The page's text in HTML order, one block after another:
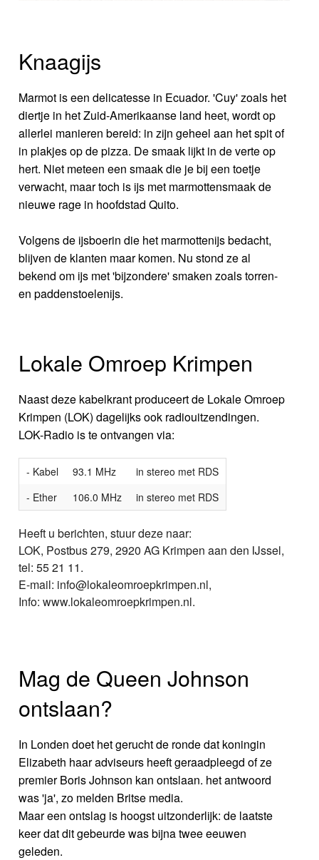
Knaagijs
Marmot is een delicatesse in Ecuador. 'Cuy' zoals het
diertje in het Zuid-Amerikaanse land heet, wordt op
allerlei manieren bereid: in zijn geheel aan het spit of
in plakjes op de pizza. De smaak lijkt in de verte op
hert. Niet meteen een smaak die je bij een toetje
verwacht, maar toch is ijs met marmottensmaak de
nieuwe rage in hoofdstad Quito.
Volgens de ijsboerin die het marmottenijs bedacht,
blijven de klanten maar komen. Nu stond ze al
bekend om ijs met 'bijzondere' smaken zoals torren-
en paddenstoelenijs.
Lokale Omroep Krimpen
Naast deze kabelkrant produceert de Lokale Omroep
Krimpen (LOK) dagelijks ook radiouitzendingen.
LOK-Radio is te ontvangen via:
- Kabel 93.1 MHz
in stereo met RDS
- Ether
106.0 MHz in stereo met RDS
Heeft u berichten, stuur deze naar:
LOK, Postbus 279, 2920 AG Krimpen aan den IJssel,
tel: 55 21 11.
E-mail: info@lokaleomroepkrimpen.nl,
Info: www.lokaleomroepkrimpen.nl.
Mag de Queen Johnson
ontslaan?
In Londen doet het gerucht de ronde dat koningin
Elizabeth haar adviseurs heeft geraadpleegd of ze
premier Boris Johnson kan ontslaan. het antwoord
was 'ja', zo melden Britse media.
Maar een ontslag is hoogst uitzonderlijk: de laatste
keer dat dit gebeurde was bijna twee eeuwen
geleden.